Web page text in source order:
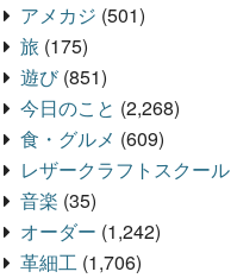
アメカジ (501)
旅 (175)
遊び(851)
今日のこと (2,268)
食・グルメ (609)
レザークラフトスクール
音楽 (35)
オーダー (1,242)
革細工 (1,706)